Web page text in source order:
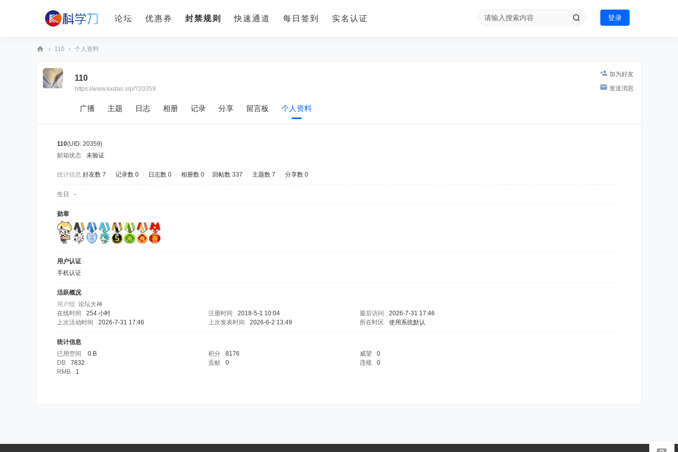
论坛 优惠券 封禁规则 快速通道 每日签到 实名认证 登录
学
› 110 › 个人资料
加为好友
发送消息
110
https://www.kxdao.vip/?20359
广播 主题 日志 相册 记录 分享 留言板 个人资料
110(UID: 20359)
邮箱状态
未验证
统计信息 好友数 7 记录数 0 日志数 0 相册数 0 回帖数 337 主题数 7 分享数 0
生日 -
勋章
用户认证
手机认证
活跃概况
用户组 论坛大神
在线时间
254 小时 注册时间 2018-5-1 10:04 最后访问
2026-7-31 17:46
上次活动时间
2026-7-31 17:46 上次发表时间 2026-6-2 13:49 所在时区 使用系统默认
统计信息
已用空间
0 B 积分 8176 威望
0
DB
7832 贡献 0 违规
0
RMB
1